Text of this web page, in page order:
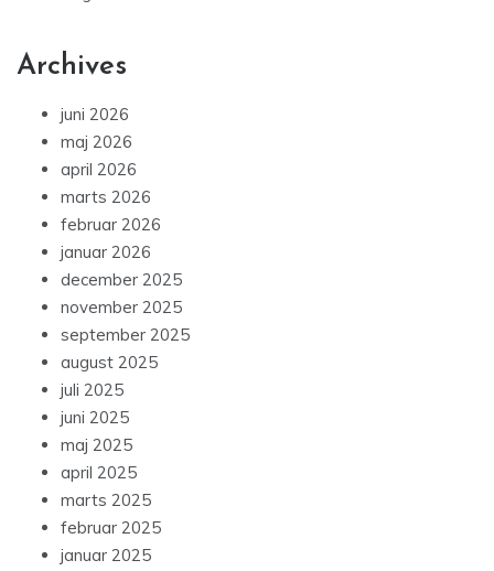
Archives
juni 2026
maj 2026
april 2026
marts 2026
februar 2026
januar 2026
december 2025
november 2025
september 2025
august 2025
juli 2025
juni 2025
maj 2025
april 2025
marts 2025
februar 2025
januar 2025